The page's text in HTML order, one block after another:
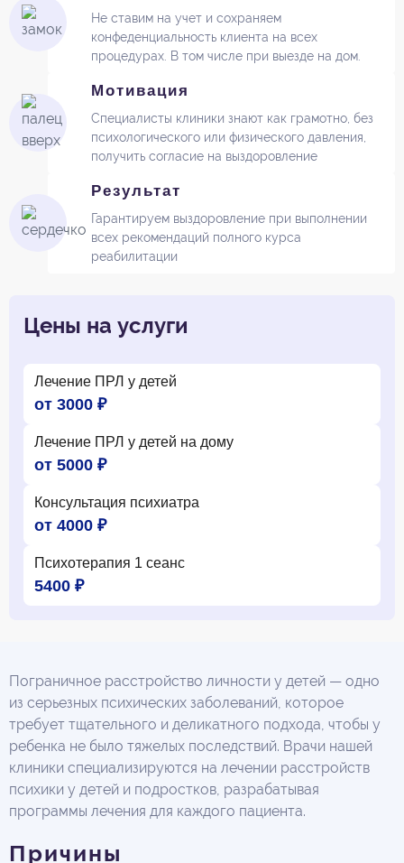
Не ставим на учет и сохраняем
конфеденциальность клиента на всех
процедурах. В том числе при выезде на дом.
Мотивация
Специалисты клиники знают как грамотно, без
психологического или физического давления,
получить согласие на выздоровление
Результат
Гарантируем выздоровление при выполнении
всех рекомендаций полного курса
реабилитации
Цены на услуги
Лечение ПРЛ у детей
от 3000 ₽
Лечение ПРЛ у детей на дому
от 5000 ₽
Консультация психиатра
от 4000 ₽
Психотерапия 1 сеанс
5400 ₽
Пограничное расстройство личности у детей — одно
из серьезных психических заболеваний, которое
требует тщательного и деликатного подхода, чтобы у
ребенка не было тяжелых последствий. Врачи нашей
клиники специализируются на лечении расстройств
психики у детей и подростков, разрабатывая
программы лечения для каждого пациента.
Причины